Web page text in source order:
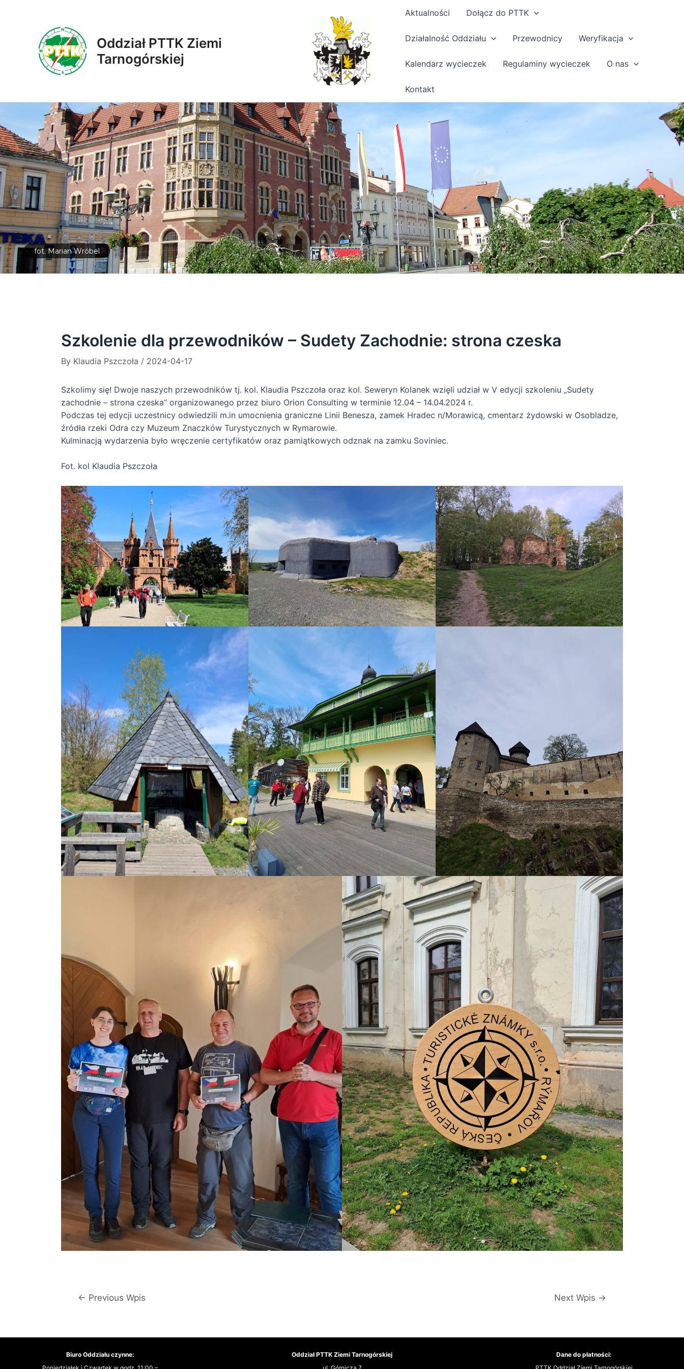
Oddział PTTK Ziemi
Tarnogórskiej
Aktualności Dołącz do PTTK
Działalność Oddziału Przewodnicy Weryfikacja
Kalendarz wycieczek Regulaminy wycieczek O nas
Kontakt
fot. Marian Wróbel
Szkolenie dla przewodników – Sudety Zachodnie: strona czeska
By Klaudia Pszczoła / 2024-04-17
Szkolimy się! Dwoje naszych przewodników tj. kol. Klaudia Pszczoła oraz kol. Seweryn Kolanek wzięli udział w V edycji szkoleniu „Sudety
zachodnie – strona czeska” organizowanego przez biuro Orion Consulting w terminie 12.04 – 14.04.2024 r.
Podczas tej edycji uczestnicy odwiedzili m.in umocnienia graniczne Linii Benesza, zamek Hradec n/Morawicą, cmentarz żydowski w Osobladze,
źródła rzeki Odra czy Muzeum Znaczków Turystycznych w Rymarowie.
Kulminacją wydarzenia było wręczenie certyfikatów oraz pamiątkowych odznak na zamku Soviniec.
Fot. kol Klaudia Pszczoła
Nawigacja
← Previous Wpis Next Wpis →
Biuro Oddziału czynne:
Oddział PTTK Ziemi Tarnogórskiej
Dane do płatności: